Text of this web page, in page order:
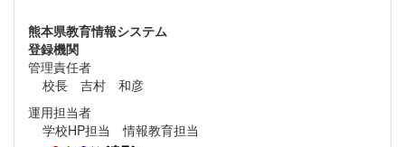
熊本県教育情報システム
登録機関
管理責任者
校長 吉村 和彦
運用担当者
学校HP担当 情報教育担当